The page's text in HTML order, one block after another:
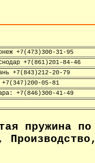
+7(473)300-31-95
+7(861)201-84-46
+7(843)212-20-79
+7(347)200-05-81
+7(846)300-41-49
пружина по
Производство,